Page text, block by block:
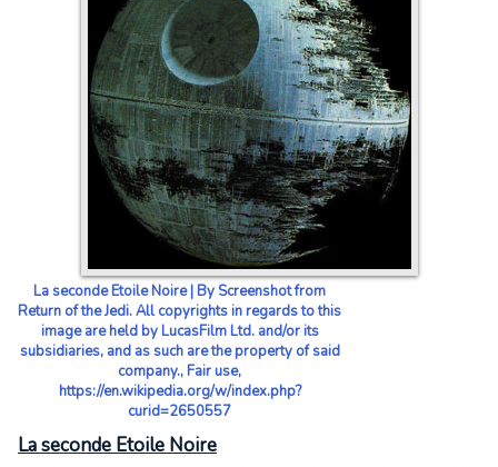
La seconde Etoile Noire | By Screenshot from
Return of the Jedi. All copyrights in regards to this
image are held by LucasFilm Ltd. and/or its
subsidiaries, and as such are the property of said
company., Fair use,
https://en.wikipedia.org/w/index.php?
curid=2650557
La seconde Etoile Noire